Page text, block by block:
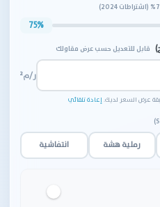
75%
قابل للتعديل حسب عرض مقاولك
ر/م²
عرض السعر لديك.إعادة تلقائي
رملية هشة انتفاشية